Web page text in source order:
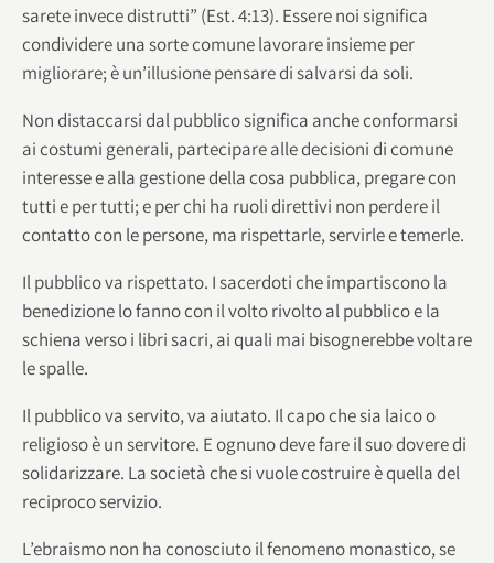
sarete invece distrutti” (Est. 4:13). Essere noi significa
condividere una sorte comune lavorare insieme per
migliorare; è un’illusione pensare di salvarsi da soli.
Non distaccarsi dal pubblico significa anche conformarsi
ai costumi generali, partecipare alle decisioni di comune
interesse e alla gestione della cosa pubblica, pregare con
tutti e per tutti; e per chi ha ruoli direttivi non perdere il
contatto con le persone, ma rispettarle, servirle e temerle.
Il pubblico va rispettato. I sacerdoti che impartiscono la
benedizione lo fanno con il volto rivolto al pubblico e la
schiena verso i libri sacri, ai quali mai bisognerebbe voltare
le spalle.
Il pubblico va servito, va aiutato. Il capo che sia laico o
religioso è un servitore. E ognuno deve fare il suo dovere di
solidarizzare. La società che si vuole costruire è quella del
reciproco servizio.
L’ebraismo non ha conosciuto il fenomeno monastico, se